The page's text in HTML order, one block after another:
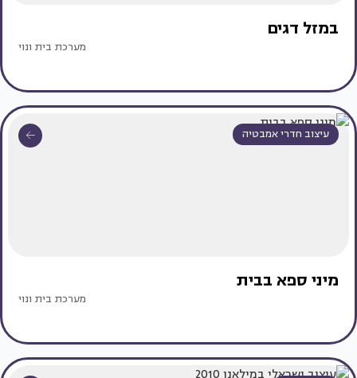
במזל דגים
מערכת בית ונוי
עיצוב חדרי אמבטיה
מיני ספא בבית
מערכת בית ונוי